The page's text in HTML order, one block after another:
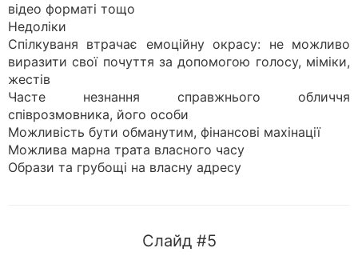
відео форматі тощо
Недоліки
Спілкуваня втрачає емоційну окрасу: не можливо
виразити свої почуття за допомогою голосу, міміки,
жестів
Часте незнання справжнього обличчя
співрозмовника, його особи
Можливість бути обманутим, фінансові махінації
Можлива марна трата власного часу
Образи та грубощі на власну адресу
Слайд #5